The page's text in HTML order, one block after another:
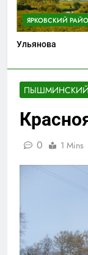
0 1 Mins
ЯРКОВСКИЙ
Ульянова